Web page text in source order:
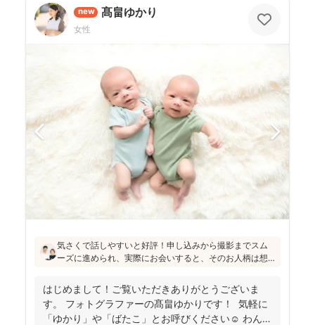
new 髙畠ゆかり
女性
気さくで話しやすいと好評！申し込みから撮影までスム
ーズに進められ、実際にお会いすると、そのお人柄は想
フォトの研修をしっかり受講され、ウェディング業界経
験もあり、赤ちゃんから大人まで安心してお写りいただ
けます♪
はじめまして！ご覧いただきありがとうございま
す。 フォトグラファーの髙畠ゆかりです！ 気軽に
「ゆかり」や「ばたこ」とお呼びください☺︎ わんぱ